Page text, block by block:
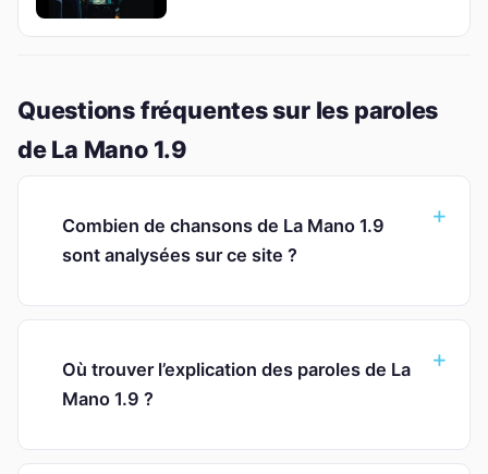
Questions fréquentes sur les paroles
de La Mano 1.9
Combien de chansons de La Mano 1.9
sont analysées sur ce site ?
Où trouver l’explication des paroles de La
Mano 1.9 ?